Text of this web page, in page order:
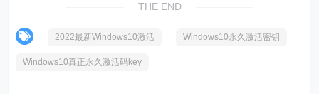
THE END
2022最新Windows10激活 Windows10永久激活密钥
Windows10真正永久激活码key